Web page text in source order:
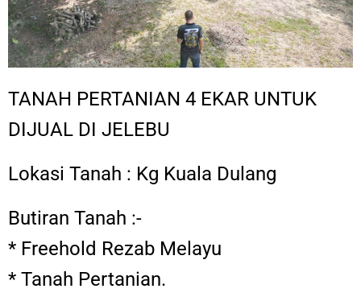
TANAH PERTANIAN 4 EKAR UNTUK
DIJUAL DI JELEBU
Lokasi Tanah : Kg Kuala Dulang
Butiran Tanah :-
* Freehold Rezab Melayu
* Tanah Pertanian.